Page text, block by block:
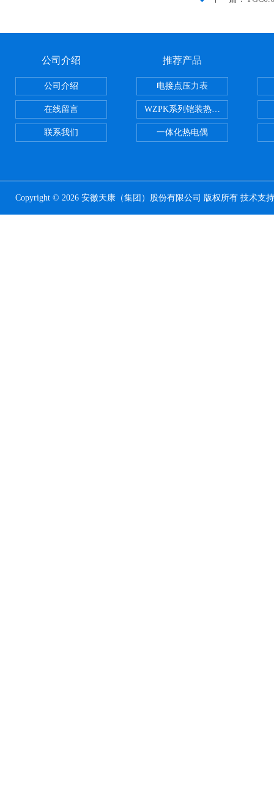
公司介绍
公司介绍
在线留言
联系我们
推荐产品
电接点压力表
WZPK系列铠装热电阻
一体化热电偶
Copyright © 2026 安徽天康（集团）股份有限公司 版权所有 技术支